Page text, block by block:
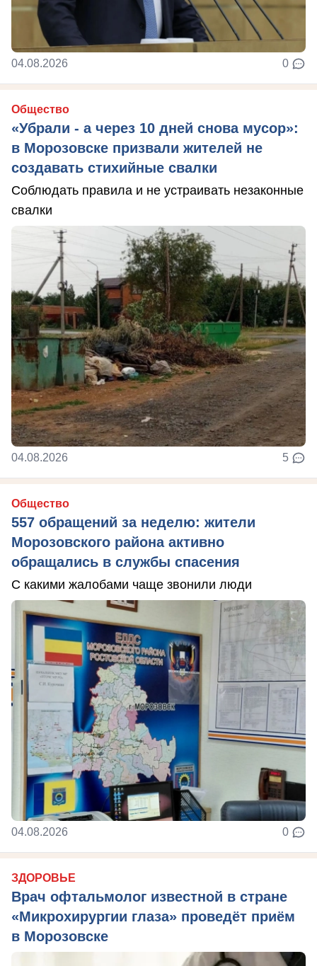
04.08.2026 0
Общество
«Убрали - а через 10 дней снова мусор»:
в Морозовске призвали жителей не
создавать стихийные свалки
Соблюдать правила и не устраивать незаконные
свалки
04.08.2026 5
Общество
557 обращений за неделю: жители
Морозовского района активно
обращались в службы спасения
С какими жалобами чаще звонили люди
04.08.2026 0
ЗДОРОВЬЕ
Врач офтальмолог известной в стране
«Микрохирургии глаза» проведёт приём
в Морозовске